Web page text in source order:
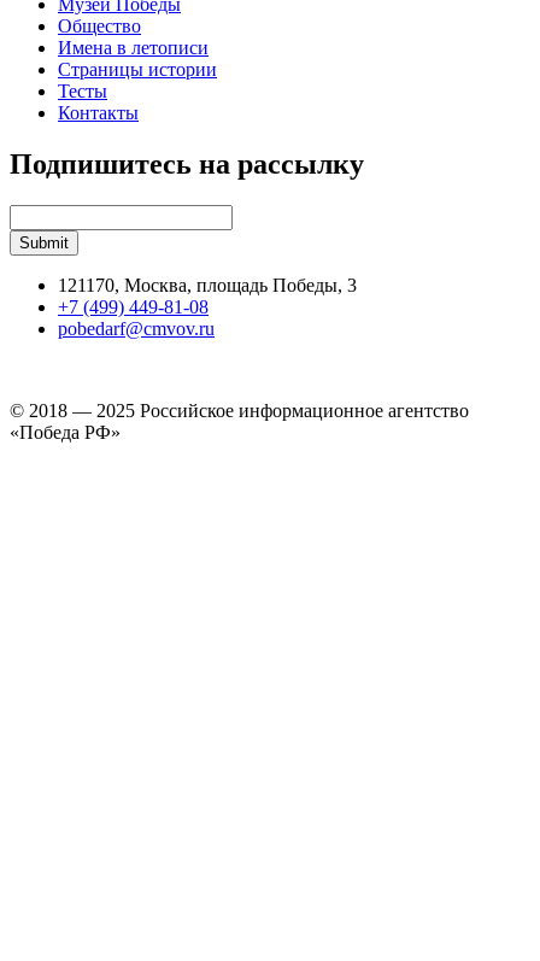
Общество
Имена в летописи
Страницы истории
Тесты
Контакты
Подпишитесь на рассылку
121170, Москва, площадь Победы, 3
+7 (499) 449-81-08
pobedarf@cmvov.ru
© 2018 — 2025 Российское информационное агентство
«Победа РФ»